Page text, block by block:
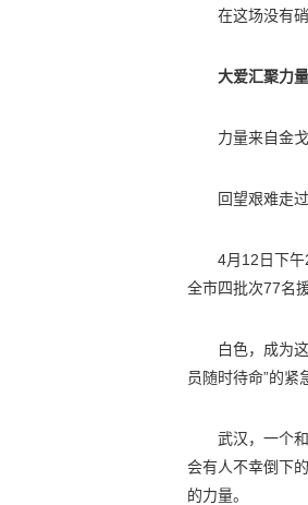
在这场没有
大爱汇聚力量
力量来自金
回望艰难走
4月12日下午
全市四批次77名
白色，成为
员随时待命”的紧
武汉，一个
会有人不幸倒下
的力量。